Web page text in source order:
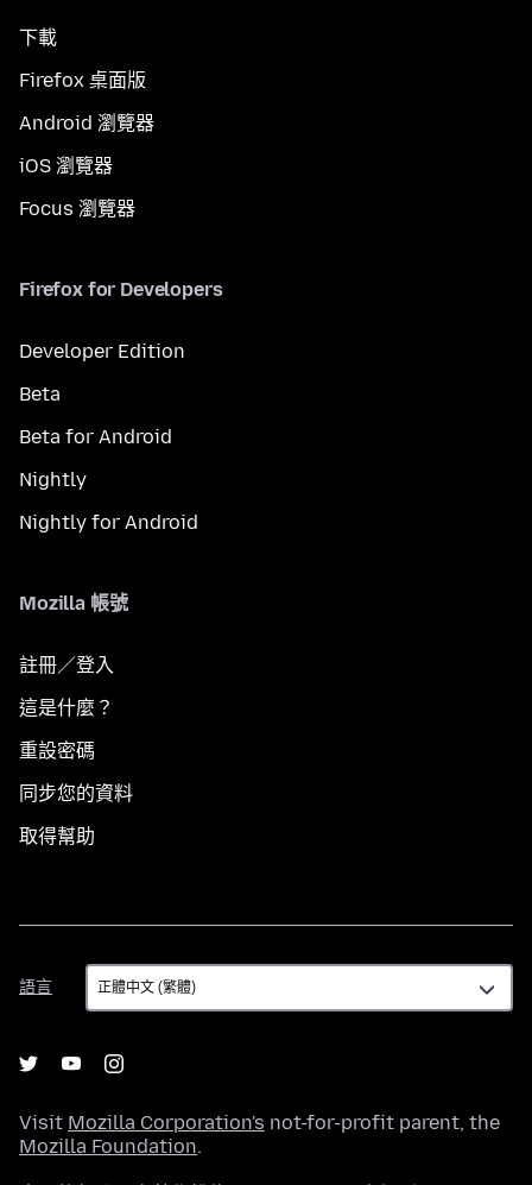
下載
Firefox 桌面版
Android 瀏覽器
iOS 瀏覽器
Focus 瀏覽器
Firefox for Developers
Developer Edition
Beta
Beta for Android
Nightly
Nightly for Android
Mozilla 帳號
註冊／登入
這是什麼？
重設密碼
同步您的資料
取得幫助
語言
語
言
Visit Mozilla Corporation's not-for-profit parent, the
Mozilla Foundation.